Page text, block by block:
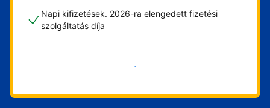
Napi kifizetések. 2026-ra elengedett fizetési
szolgáltatás díja
Vágjon bele most